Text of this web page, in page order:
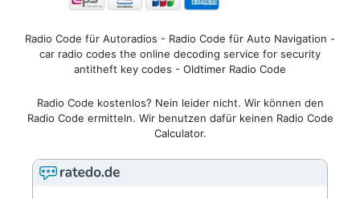
Radio Code für Autoradios - Radio Code für Auto Navigation -
car radio codes the online decoding service for security
antitheft key codes - Oldtimer Radio Code
Radio Code kostenlos? Nein leider nicht. Wir können den
Radio Code ermitteln. Wir benutzen dafür keinen Radio Code
Calculator.